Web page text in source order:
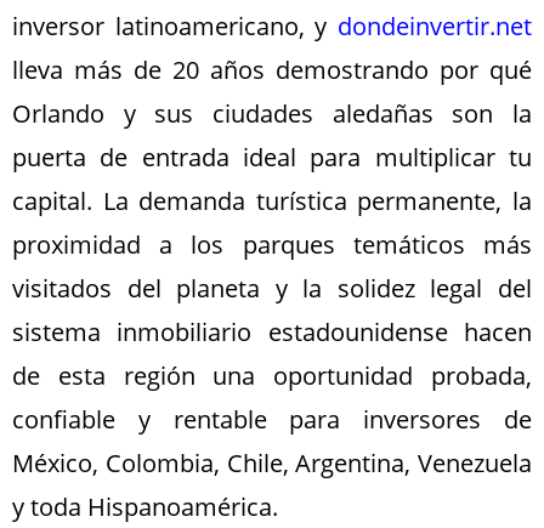
inversor latinoamericano, y dondeinvertir.net
lleva más de 20 años demostrando por qué
Orlando y sus ciudades aledañas son la
puerta de entrada ideal para multiplicar tu
capital. La demanda turística permanente, la
proximidad a los parques temáticos más
visitados del planeta y la solidez legal del
sistema inmobiliario estadounidense hacen
de esta región una oportunidad probada,
confiable y rentable para inversores de
México, Colombia, Chile, Argentina, Venezuela
y toda Hispanoamérica.